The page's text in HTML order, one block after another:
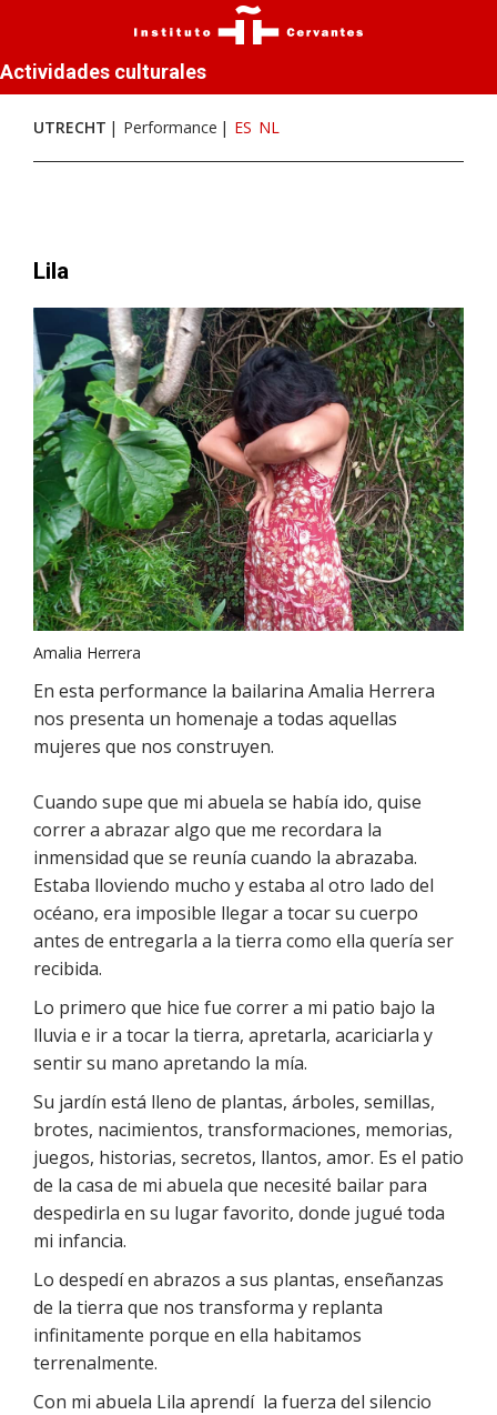
Actividades culturales
UTRECHT Performance ES NL
Lila
Amalia Herrera
En esta performance la bailarina Amalia Herrera
nos presenta un homenaje a todas aquellas
mujeres que nos construyen.
Cuando supe que mi abuela se había ido, quise
correr a abrazar algo que me recordara la
inmensidad que se reunía cuando la abrazaba.
Estaba lloviendo mucho y estaba al otro lado del
océano, era imposible llegar a tocar su cuerpo
antes de entregarla a la tierra como ella quería ser
recibida.
Lo primero que hice fue correr a mi patio bajo la
lluvia e ir a tocar la tierra, apretarla, acariciarla y
sentir su mano apretando la mía.
Su jardín está lleno de plantas, árboles, semillas,
brotes, nacimientos, transformaciones, memorias,
juegos, historias, secretos, llantos, amor. Es el patio
de la casa de mi abuela que necesité bailar para
despedirla en su lugar favorito, donde jugué toda
mi infancia.
Lo despedí en abrazos a sus plantas, enseñanzas
de la tierra que nos transforma y replanta
infinitamente porque en ella habitamos
terrenalmente.
Con mi abuela Lila aprendí la fuerza del silencio